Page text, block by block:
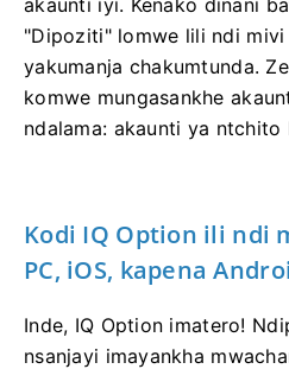
"Dipoziti" lomwe lili ndi
yakumanja chakumtunda.
komwe mungasankhe
ndalama: akaunti ya ntchito
Kodi IQ Option ili ndi
PC, iOS, kapena
Inde, IQ Option imatero!
nsanjayi imayankha